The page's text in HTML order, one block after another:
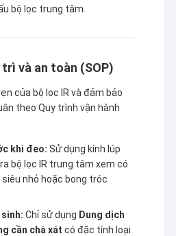
bộ lọc trung tâm.
và an toàn (SOP)
của bộ lọc IR và đảm bảo
theo Quy trình vận hành
khi đeo: Sử dụng kính lúp
bộ lọc IR trung tâm xem có
nhỏ hoặc bong tróc
sinh: Chỉ sử dụng Dung dịch
cần chà xát có đặc tính loại